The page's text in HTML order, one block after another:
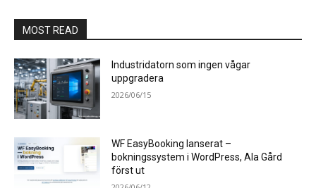
MOST READ
Industridatorn som ingen vågar
uppgradera
2026/06/15
WF EasyBooking lanserat –
bokningssystem i WordPress, Ala Gård
först ut